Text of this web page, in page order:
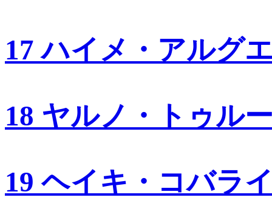
17 ハイメ・アルグ
18 ヤルノ・トゥル
19 ヘイキ・コバラ